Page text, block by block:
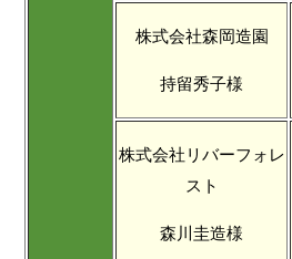
株式会社森岡造園
持留秀子様
株式会社リバーフォレ
スト
森川圭造様